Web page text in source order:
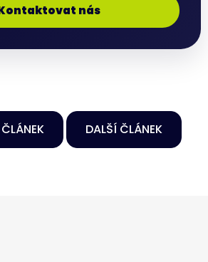
nás
DALŠÍ ČLÁNEK